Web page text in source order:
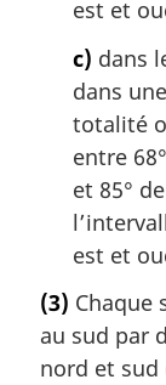
est et
c) dans
dans
totalité
entre
et 85°
est et
(3) Chaque
au sud par
nord et sud